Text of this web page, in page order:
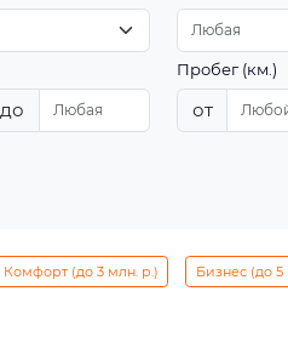
до
Пробег (км.)
от
Комфорт (до 3 млн. р.) Бизнес (до 5